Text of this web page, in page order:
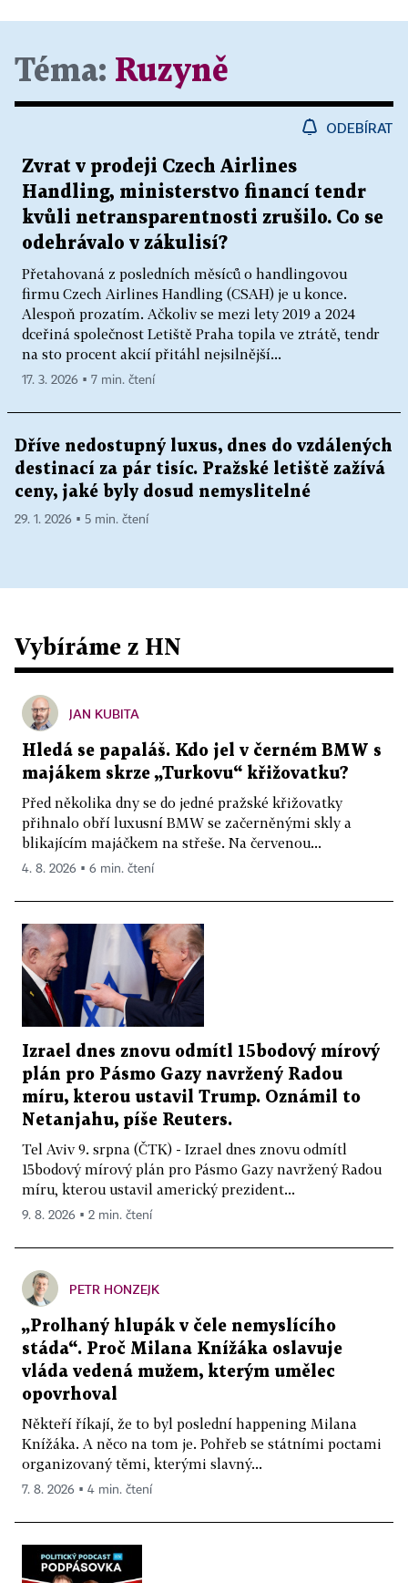
Téma: Ruzyně
ODEBÍRAT
Zvrat v prodeji Czech Airlines
Handling, ministerstvo financí tendr
kvůli netransparentnosti zrušilo. Co se
odehrávalo v zákulisí?
Přetahovaná z posledních měsíců o handlingovou
firmu Czech Airlines Handling (CSAH) je u konce.
Alespoň prozatím. Ačkoliv se mezi lety 2019 a 2024
dceřiná společnost Letiště Praha topila ve ztrátě, tendr
na sto procent akcií přitáhl nejsilnější...
17. 3. 2026 ▪ 7 min. čtení
Dříve nedostupný luxus, dnes do vzdálených
destinací za pár tisíc. Pražské letiště zažívá
ceny, jaké byly dosud nemyslitelné
29. 1. 2026 ▪ 5 min. čtení
Vybíráme z HN
JAN KUBITA
Hledá se papaláš. Kdo jel v černém BMW s
majákem skrze „Turkovu“ křižovatku?
Před několika dny se do jedné pražské křižovatky
přihnalo obří luxusní BMW se začerněnými skly a
blikajícím majáčkem na střeše. Na červenou...
4. 8. 2026 ▪ 6 min. čtení
Izrael dnes znovu odmítl 15bodový mírový
plán pro Pásmo Gazy navržený Radou
míru, kterou ustavil Trump. Oznámil to
Netanjahu, píše Reuters.
Tel Aviv 9. srpna (ČTK) - Izrael dnes znovu odmítl
15bodový mírový plán pro Pásmo Gazy navržený Radou
míru, kterou ustavil americký prezident...
9. 8. 2026 ▪ 2 min. čtení
PETR HONZEJK
„Prolhaný hlupák v čele nemyslícího
stáda“. Proč Milana Knížáka oslavuje
vláda vedená mužem, kterým umělec
opovrhoval
Někteří říkají, že to byl poslední happening Milana
Knížáka. A něco na tom je. Pohřeb se státními poctami
organizovaný těmi, kterými slavný...
7. 8. 2026 ▪ 4 min. čtení